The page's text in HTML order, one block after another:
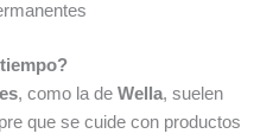
, como la de Wella, suelen
que se cuide con productos